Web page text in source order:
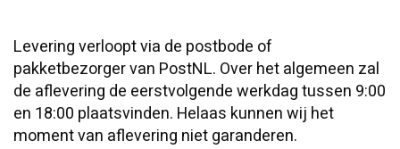
Levering verloopt via de postbode of
pakketbezorger van PostNL. Over het algemeen zal
de aflevering de eerstvolgende werkdag tussen 9:00
en 18:00 plaatsvinden. Helaas kunnen wij het
moment van aflevering niet garanderen.